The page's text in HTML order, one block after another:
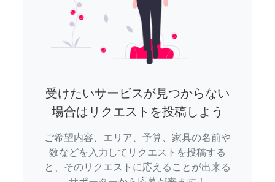
受けたいサービスが見つからない
場合はリクエストを投稿しよう
ご希望内容、エリア、予算、家具の名前や
数などを入力してリクエストを投稿する
と、そのリクエストに応えることが出来る